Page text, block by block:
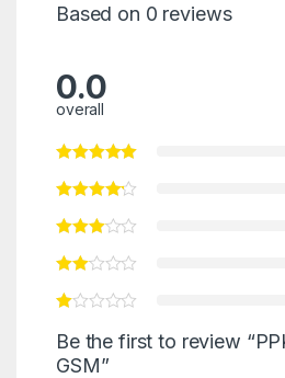
Based on 0 reviews
0.0
overall
Be the first to review
GSM”